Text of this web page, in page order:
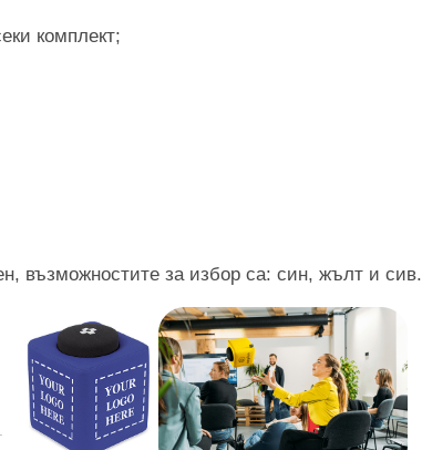
комплект;
възможностите за избор са: син, жълт и сив.